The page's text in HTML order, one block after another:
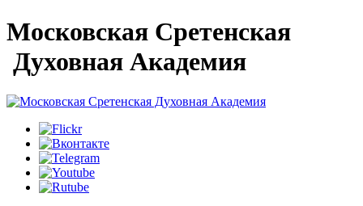
Московская Сретенская
Духовная Академия